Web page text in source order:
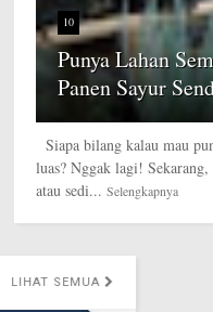
10
Punya Lahan
Panen Sayur
Siapa bilang kalau mau
luas? Nggak lagi!
atau sedi... Selengkapnya